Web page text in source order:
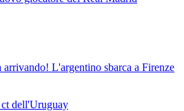
L'argentino sbarca a Firenze
dell'Uruguay